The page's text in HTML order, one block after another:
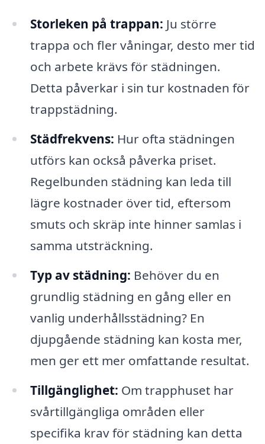
Storleken på trappan: Ju större
trappa och fler våningar, desto mer tid
och arbete krävs för städningen.
Detta påverkar i sin tur kostnaden för
trappstädning.
Städfrekvens: Hur ofta städningen
utförs kan också påverka priset.
Regelbunden städning kan leda till
lägre kostnader över tid, eftersom
smuts och skräp inte hinner samlas i
samma utsträckning.
Typ av städning: Behöver du en
grundlig städning en gång eller en
vanlig underhållsstädning? En
djupgående städning kan kosta mer,
men ger ett mer omfattande resultat.
Tillgänglighet: Om trapphuset har
svårtillgängliga områden eller
specifika krav för städning kan detta